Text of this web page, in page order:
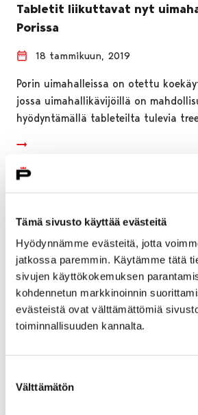
Tämä sivusto käyttää evästeitä
Hyödynnämme evästeitä, jotta
jatkossa paremmin. Käytämme tätä
sivujen käyttökokemuksen
kohdennetun markkinoinnin
evästeistä ovat välttämättömiä
toiminnallisuuden kannalta.
valinta
Välttämätön
Tabletit liikuttavat nyt
Porissa
18 tammikuun, 2019
Porin uimahalleissa on otettu
jossa uimahallikävijöillä on
hyödyntämällä tableteilta tulevia
Lasten Liikuntamaa -
Karhuhallissa